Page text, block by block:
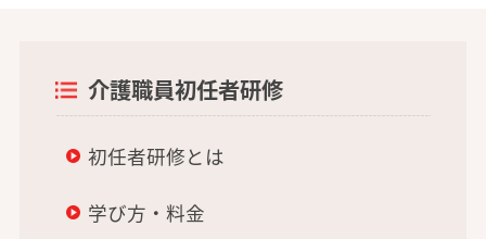
介護職員初任者研修
初任者研修とは
学び方・料金